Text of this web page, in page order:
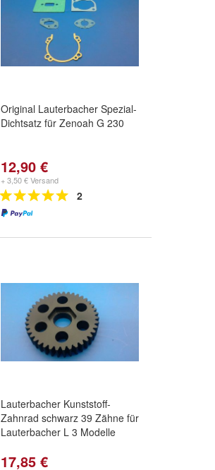
Original Lauterbacher Spezial-
Dichtsatz für Zenoah G 230
12,90 €
+ 3,50 € Versand
2
Lauterbacher Kunststoff-
Zahnrad schwarz 39 Zähne für
Lauterbacher L 3 Modelle
17,85 €